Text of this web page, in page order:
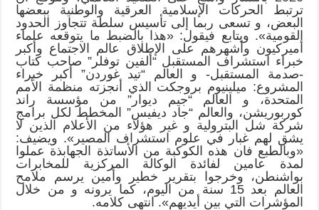
ترتبط الحركات الإسلامية العرقية والوطنية ببعضها
البعض، و تسعى ربما إلى تأسيس سلطة تتجاوز الحدود
القومية». ويتابع فيقول: «هذا بالضبط ما يتوقعه علماء
أميركيون وأشهرهم على الإطلاق عالم الاجتماع وأكبر
خبراء استشراف المستقبل “ألفين توفلر” صاحب كتاب
-صدمة المستقبل- و العالم “تيد غوردن” أكبر خبراء
المشروع: ميلينيوم بروجكت الذي أنجزته منظمة الأمم
المتحدة، و العالم “جيم ديوار” من مؤسسة راند
كوربوريشن، والعالم “جاد ديفيس” المخطط لكل برامج
شركة شل البترولية و غير هؤلاء من الأعلام الذين لا
يشق لهم غبار في علوم استشراف المصير». ويضيف:
«وبالطبع فان هذه الكوكبة من الأساتذة الجهابذة عملوا
لمدة عامين لفائدة الوكالة المركزية للمخابرات
بواشنطن، وخرجوا بتقرير خطير وأمين يرسم ملامح
العالم بعد 15 سنة من اليوم، كما يرونه و من خلال
المؤشرات التي بين أيديهم». انتهى كلامه.